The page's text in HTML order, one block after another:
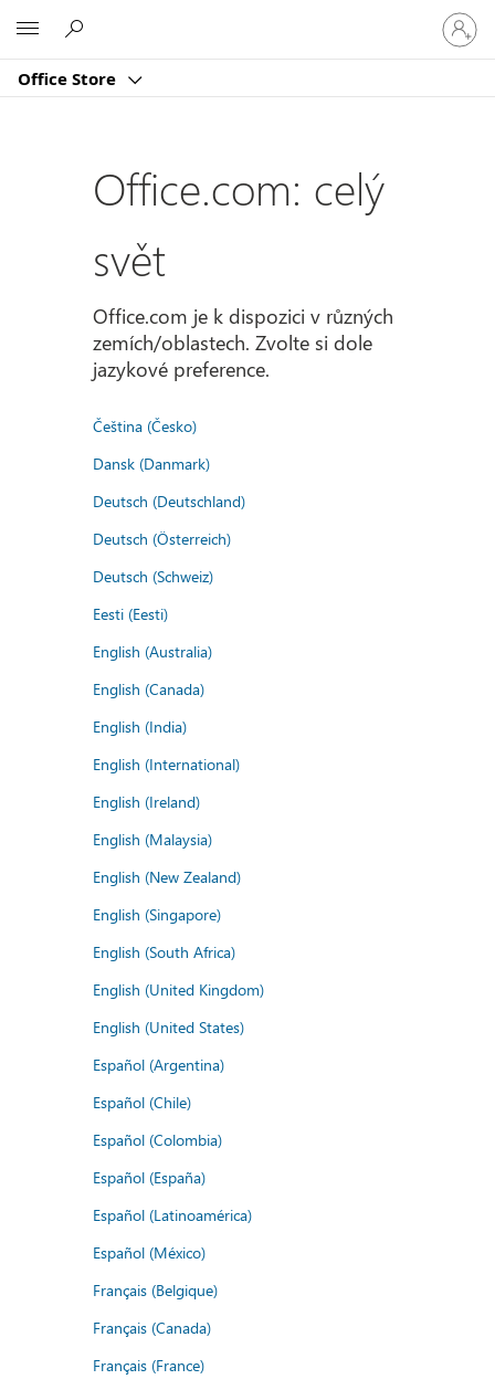
Office Store
se
ke
účtu
Office.com: celý
svět
Office.com je k dispozici v různých
zemích/oblastech. Zvolte si dole
jazykové preference.
Čeština (Česko)
Dansk (Danmark)
Deutsch (Deutschland)
Deutsch (Österreich)
Deutsch (Schweiz)
Eesti (Eesti)
English (Australia)
English (Canada)
English (India)
English (International)
English (Ireland)
English (Malaysia)
English (New Zealand)
English (Singapore)
English (South Africa)
English (United Kingdom)
English (United States)
Español (Argentina)
Español (Chile)
Español (Colombia)
Español (España)
Español (Latinoamérica)
Español (México)
Français (Belgique)
Français (Canada)
Français (France)